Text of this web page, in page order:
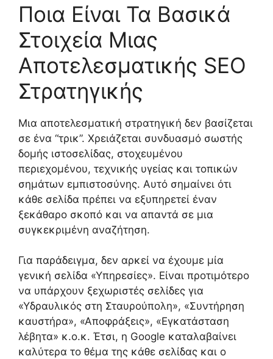
Ποια Είναι Τα Βασικά
Στοιχεία Μιας
Αποτελεσματικής SEO
Στρατηγικής
Μια αποτελεσματική στρατηγική δεν βασίζεται
σε ένα “τρικ”. Χρειάζεται συνδυασμό σωστής
δομής ιστοσελίδας, στοχευμένου
περιεχομένου, τεχνικής υγείας και τοπικών
σημάτων εμπιστοσύνης. Αυτό σημαίνει ότι
κάθε σελίδα πρέπει να εξυπηρετεί έναν
ξεκάθαρο σκοπό και να απαντά σε μια
συγκεκριμένη αναζήτηση.
Για παράδειγμα, δεν αρκεί να έχουμε μία
γενική σελίδα «Υπηρεσίες». Είναι προτιμότερο
να υπάρχουν ξεχωριστές σελίδες για
«Υδραυλικός στη Σταυρούπολη», «Συντήρηση
καυστήρα», «Αποφράξεις», «Εγκατάσταση
λέβητα» κ.ο.κ. Έτσι, η Google καταλαβαίνει
καλύτερα το θέμα της κάθε σελίδας και ο